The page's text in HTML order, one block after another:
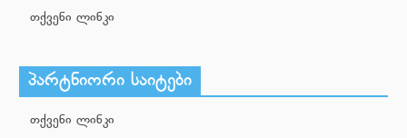
თქვენი ლინკი
პარტნიორი საიტები
თქვენი ლინკი